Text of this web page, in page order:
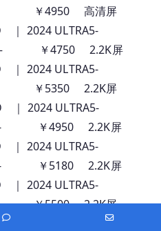
￥4950 高清屏
2024 ULTRA5-
￥4750 2.2K屏
｜ 2024 ULTRA5-
￥5350 2.2K屏
｜ 2024 ULTRA5-
￥4950 2.2K屏
2024 ULTRA5-
￥5180 2.2K屏
2024 ULTRA5-
￥5500 2.2K屏
2024 ULTRA7-